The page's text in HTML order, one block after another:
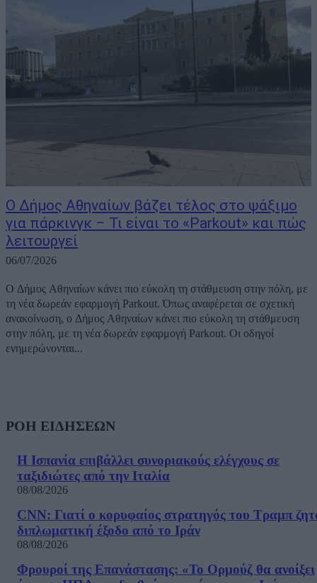
Ο Δήμος Αθηναίων βάζει τέλος στο ψάξιμο
για πάρκινγκ – Τι είναι το «Parkout» και πώς
λειτουργεί
06/07/2026
Ο Δήμος Αθηναίων κάνει πιο εύκολη τη στάθμευση στην πόλη, με
τη νέα δωρεάν εφαρμογή Parkout. Όπως αναφέρεται σε σχετική
ανακοίνωση, ο Δήμος Αθηναίων κάνει πιο εύκολη τη στάθμευση
στην πόλη, με τη νέα δωρεάν εφαρμογή Parkout. Οι οδηγοί
ενημερώνονται...
ΡΟΗ ΕΙΔΗΣΕΩΝ
Η Ισπανία επιβάλλει συνοριακούς ελέγχους σε
ταξιδιώτες από την Ιταλία
08/08/2026
CNN: Γιατί ο κορυφαίος στρατηγός του Τραμπ
διπλωματική έξοδο από το Ιράν
08/08/2026
Φρουροί της Επανάστασης: «Το Ορμούζ θα ανοίξει